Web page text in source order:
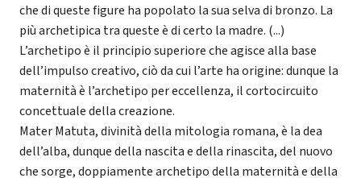
che di queste figure ha popolato la sua selva di bronzo. La
più archetipica tra queste è di certo la madre. (...)
L’archetipo è il principio superiore che agisce alla base
dell’impulso creativo, ciò da cui l’arte ha origine: dunque la
maternità è l’archetipo per eccellenza, il cortocircuito
concettuale della creazione.
Mater Matuta, divinità della mitologia romana, è la dea
dell’alba, dunque della nascita e della rinascita, del nuovo
che sorge, doppiamente archetipo della maternità e della